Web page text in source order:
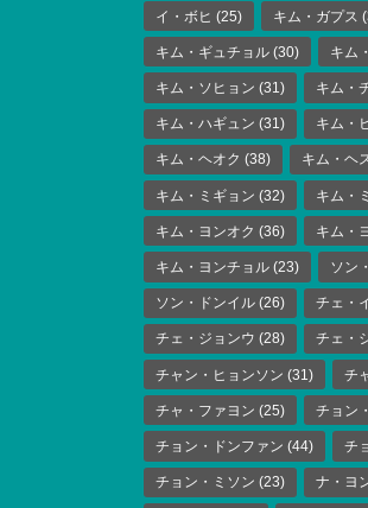
イ・ボヒ (25) キム・ガプス
キム・ギュチョル (30) キム
キム・ソヒョン (31) キム・
キム・ハギュン (31) キム・
キム・ヘオク (38) キム・ヘ
キム・ミギョン (32) キム・
キム・ヨンオク (36) キム・
キム・ヨンチョル (23) ソン
ソン・ドンイル (26) チェ・
チェ・ジョンウ (28) チェ・
チャン・ヒョンソン (31) チ
チャ・ファヨン (25) チョン
チョン・ドンファン (44) チ
チョン・ミソン (23) ナ・ヨ